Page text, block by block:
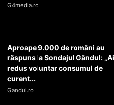
G4media.ro
Aproape 9.000 de români au
răspuns la Sondajul Gândul: „Ai
redus voluntar consumul de
curent...
Gandul.ro